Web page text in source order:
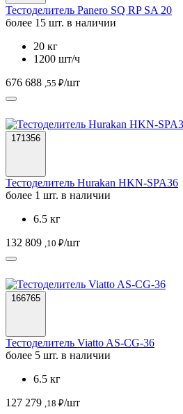
Тестоделитель Panero SQ RP SA 20
более 15 шт. в наличии
20 кг
1200 шт/ч
676 688 ,55 ₽/шт
171356
Тестоделитель Hurakan HKN-SPA36
более 1 шт. в наличии
6.5 кг
132 809 ,10 ₽/шт
166765
Тестоделитель Viatto AS-CG-36
более 5 шт. в наличии
6.5 кг
127 279 ,18 ₽/шт